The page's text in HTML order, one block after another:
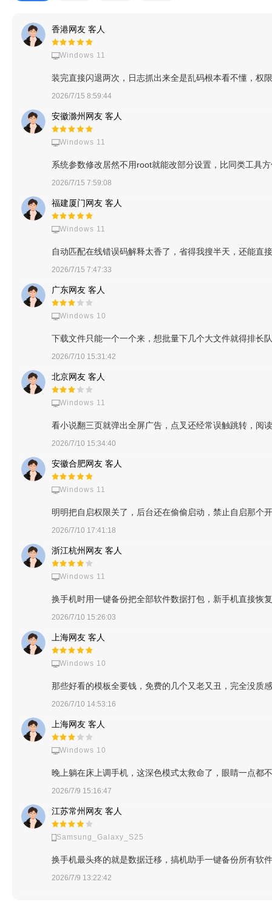
香港网友 客人
Windows 11
装完直接闪退两次，日志抓出来全是乱码根本看不懂，权
2026/7/15 8:59:44
安徽滁州网友 客人
Windows 11
系统参数修改居然不用root就能改部分设置，比同类工具
2026/7/15 7:59:08
福建厦门网友 客人
Windows 11
自动匹配在线错误码解释太香了，省得我搜半天，还能直
2026/7/15 7:47:33
广东网友 客人
Windows 10
下载文件只能一个一个来，想批量下几个大文件就得排长
2026/7/10 15:31:42
北京网友 客人
Windows 11
看小说翻三页就弹出全屏广告，点叉还经常误触跳转，阅
2026/7/10 15:34:40
安徽合肥网友 客人
Windows 11
明明把自启权限关了，后台还在偷偷启动，禁止自启那个
2026/7/10 17:41:18
浙江杭州网友 客人
Windows 11
换手机时用一键备份把全部软件数据打包，新手机直接恢
2026/7/10 15:26:03
上海网友 客人
Windows 10
那些好看的模板全要钱，免费的几个又老又丑，完全没质
2026/7/10 14:53:16
上海网友 客人
Windows 10
晚上躺在床上调手机，这深色模式太救命了，眼睛一点都
2026/7/9 15:16:47
江苏常州网友 客人
Samsung_Galaxy_S25
换手机最头疼的就是数据迁移，搞机助手一键备份所有软
2026/7/9 13:22:42